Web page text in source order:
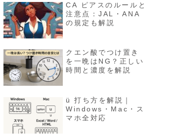
CA ピアスのルールと
注意点：JAL・ANA
の規定も解説
クエン酸でつけ置き
を一晩はNG？正しい
時間と濃度を解説
ü 打ち方を解説｜
Windows・Mac・ス
マホ全対応